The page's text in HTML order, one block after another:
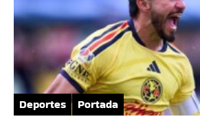
Deportes Portada